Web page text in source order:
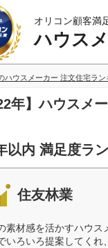
オリコン顧客満
ハウス
ハウスメーカー 注文住宅ラン
年】ハウスメ
以内 満足度ラ
住友林業
素材感を活かすハウス
いろいろ提案してくれ